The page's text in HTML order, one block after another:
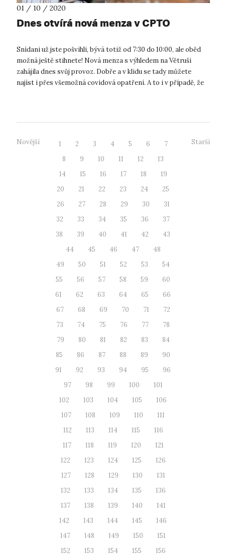
01 / 10 / 2020
Dnes otvírá nová menza v CPTO
Snídani už jste pošvihli, bývá totiž od 7:30 do 10:00, ale oběd
možná ještě stihnete! Nová menza s výhledem na Větruši
zahájila dnes svůj provoz. Dobře a v klidu se tady můžete
najíst i přes všemožná covidová opatření. A to i v případě, že
Novější 1 2 3 4 5 6
7
8
9 10 11 12
13
14
15 16 17 18
19
20
21 22 23 24
25
26
27 28 29 30
31
32
33 34 35 36
37
38
39 40 41 42
43
44
45 46 47
48
49
50 51 52 53
54
55
56 57 58 59
60
61
62 63 64 65
66
67
68 69 70 71
72
73
74 75 76 77
78
79
80 81 82 83
84
85
86 87 88 89
90
91
92 93 94 95
96
97
98 99 100
101
102
103 104 105
106
107
108 109 110
111
112
113 114 115
116
117
118 119 120
121
122
123 124 125
126
127
128 129 130
131
132
133 134 135
136
137
138 139 140
141
142
143 144 145
146
147
148 149 150
151
152
153 154 155
156
Starší